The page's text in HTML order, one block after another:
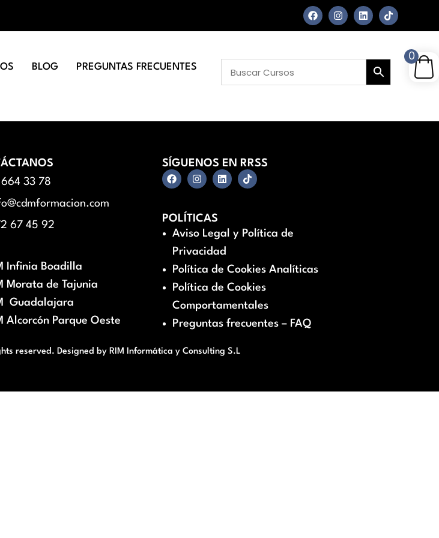
BLOG
PREGUNTAS FRECUENTES
664 33 78
67 45 92
Infinia Boadilla
Morata de Tajunia
Guadalajara
Alcorcón Parque Oeste
SÍGUENOS EN RRSS
POLÍTICAS
Aviso Legal y Política de
Privacidad
Política de Cookies Analíticas
Política de Cookies
Comportamentales
Preguntas frecuentes – FAQ
reserved. Designed by RIM Informática y Consulting S.L
0